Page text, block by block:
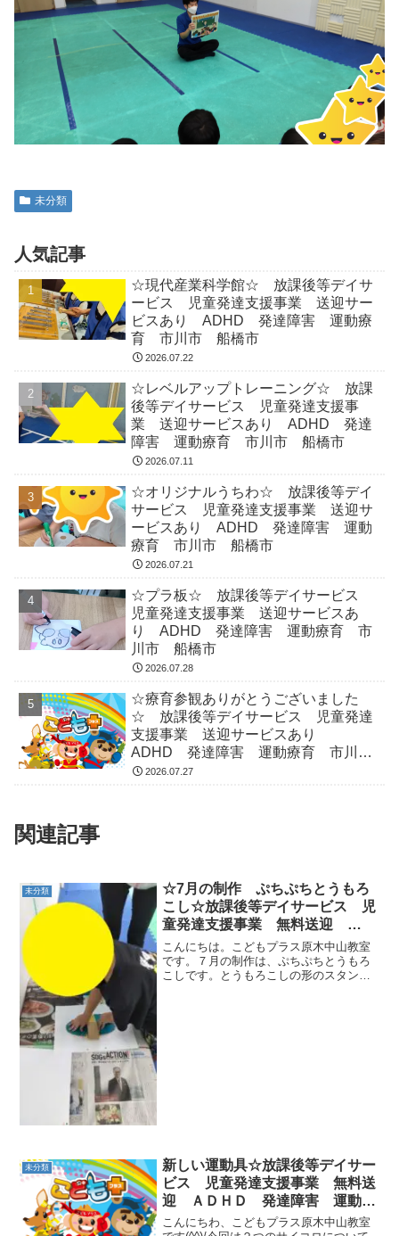
未分類
人気記事
☆現代産業科学館☆ 放課後等デイサ
ービス 児童発達支援事業 送迎サー
ビスあり ADHD 発達障害 運動療
育 市川市 船橋市
2026.07.22
☆レベルアップトレーニング☆ 放課
後等デイサービス 児童発達支援事
業 送迎サービスあり ADHD 発達
障害 運動療育 市川市 船橋市
2026.07.11
☆オリジナルうちわ☆ 放課後等デイ
サービス 児童発達支援事業 送迎サ
ービスあり ADHD 発達障害 運動
療育 市川市 船橋市
2026.07.21
☆プラ板☆ 放課後等デイサービス
児童発達支援事業 送迎サービスあ
り ADHD 発達障害 運動療育 市
川市 船橋市
2026.07.28
☆療育参観ありがとうございました
☆ 放課後等デイサービス 児童発達
支援事業 送迎サービスあり
ADHD 発達障害 運動療育 市川
市 船橋市
2026.07.27
関連記事
未分類
☆7月の制作 ぷちぷちとうもろ
こし☆放課後等デイサービス 児
童発達支援事業 無料送迎
ADHD 発達障害 運動療育 市
川市 船橋市
こんにちは。こどもプラス原木中山教室
です。７月の制作は、ぷちぷちとうもろ
こしです。とうもろこしの形のスタンプ
未分類
新しい運動具☆放課後等デイサー
ビス 児童発達支援事業 無料送
迎 ＡＤＨＤ 発達障害 運動療
育 市川市 船橋市☆
こんにちわ、こどもプラス原木中山教室